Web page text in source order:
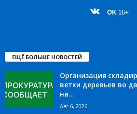
OK 16+
ЕЩЁ БОЛЬШЕ НОВОСТЕЙ
Организация
ветки деревьев во
на...
Авг 6, 2026